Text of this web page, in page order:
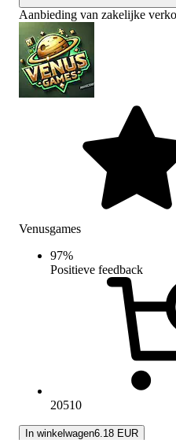
Aanbieding van zakelijke
Venusgames
97%
Positieve feedback
20510
In winkelwagen6.18 EUR